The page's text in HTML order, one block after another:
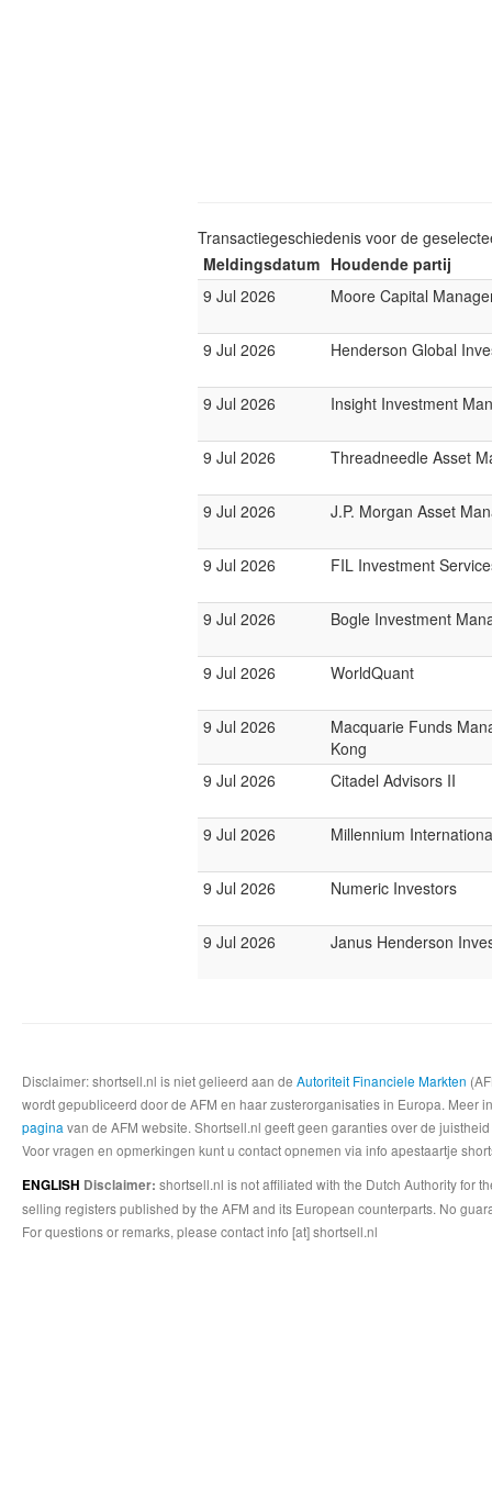
Transactiegeschiedenis voor de
Meldingsdatum Houdende partij
9 Jul 2026
Moore Capital
9 Jul 2026 Henderson Global
9 Jul 2026 Insight Investment
9 Jul 2026 Threadneedle Asset
9 Jul 2026 J.P. Morgan Asset
9 Jul 2026 FIL Investment
9 Jul 2026 Bogle Investment
9 Jul 2026 WorldQuant
9 Jul 2026
Macquarie Funds
Kong
9 Jul 2026
Citadel Advisors II
9 Jul 2026 Millennium
9 Jul 2026 Numeric Investors
9 Jul 2026 Janus Henderson
Disclaimer: shortsell.nl is niet gelieerd aan de Autoriteit Financiele Markten
wordt gepubliceerd door de AFM en haar zusterorganisaties in Europa.
pagina van de AFM website. Shortsell.nl geeft geen garanties over de
Voor vragen en opmerkingen kunt u contact opnemen via info apestaartje
ENGLISH Disclaimer: shortsell.nl is not affiliated with the Dutch Authority for
selling registers published by the AFM and its European counterparts. No
For questions or remarks, please contact info [at] shortsell.nl